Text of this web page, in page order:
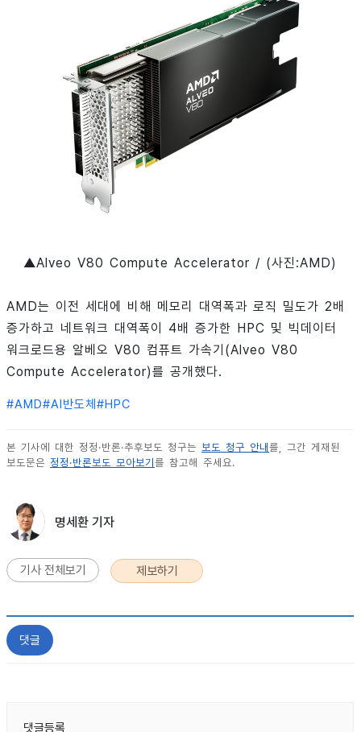
▲Alveo V80 Compute Accelerator / (사진:AMD)
AMD는 이전 세대에 비해 메모리 대역폭과 로직 밀도가 2배
증가하고 네트워크 대역폭이 4배 증가한 HPC 및 빅데이터
워크로드용 알베오 V80 컴퓨트 가속기(Alveo V80
Compute Accelerator)를 공개했다.
#AMD#AI반도체 #HPC
본 기사에 대한 정정·반론·추후보도 청구는 보도 청구 안내를, 그간 게재된
보도문은 정정·반론보도 모아보기를 참고해 주세요.
명세환 기자
기사 전체보기 제보하기
댓글
댓글등록